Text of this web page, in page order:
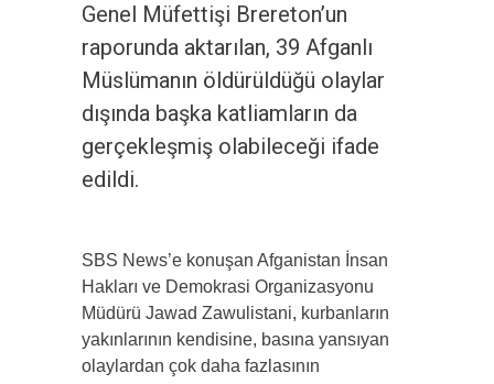
Genel Müfettişi Brereton’un
raporunda aktarılan, 39 Afganlı
Müslümanın öldürüldüğü olaylar
dışında başka katliamların da
gerçekleşmiş olabileceği ifade
edildi.
SBS News’e konuşan Afganistan İnsan
Hakları ve Demokrasi Organizasyonu
Müdürü Jawad Zawulistani, kurbanların
yakınlarının kendisine, basına yansıyan
olaylardan çok daha fazlasının